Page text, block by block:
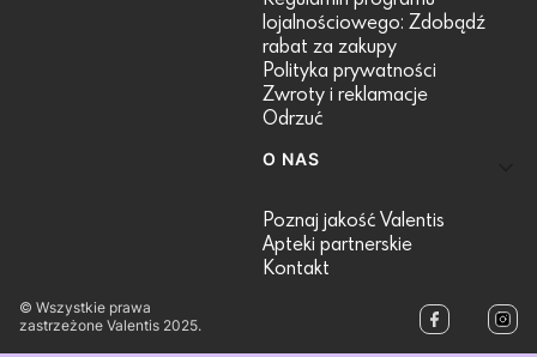
lojalnościowego: Zdobądź
rabat za zakupy
Polityka prywatności
Zwroty i reklamacje
Odrzuć
O NAS
Poznaj jakość Valentis
Apteki partnerskie
Kontakt
© Wszystkie prawa
zastrzeżone Valentis 2025.